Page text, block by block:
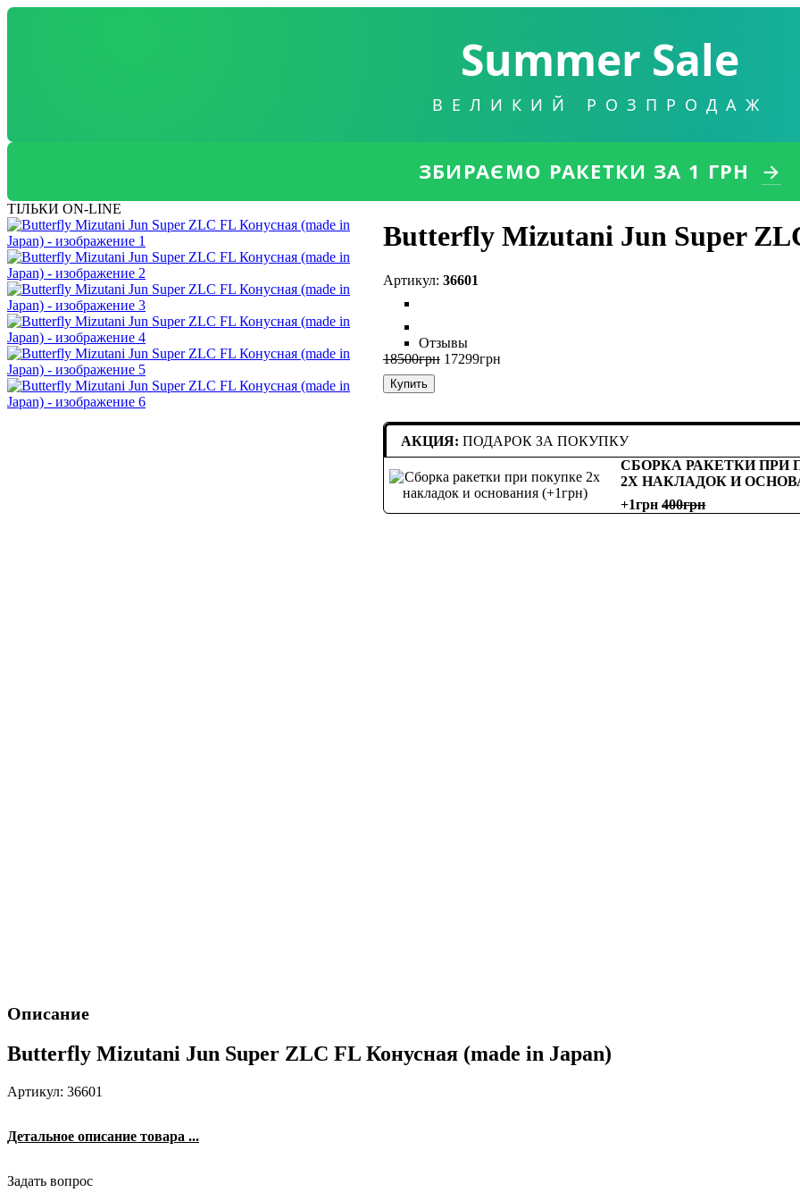
Summer Sale
ВЕЛИКИЙ РОЗПРОДАЖ
ЗБИРАЄМО РАКЕТКИ ЗА 1 ГРН →
ТІЛЬКИ ON-LINE
Butterfly Mizutani Jun Super
36601
Отзывы
18500грн 17299грн
Купить
АКЦИЯ: ПОДАРОК ЗА ПОКУПКУ
СБОРКА РАКЕТКИ ПРИ
2Х НАКЛАДОК И
+1грн 400
Описание
Butterfly Mizutani Jun Super ZLC FL Конусная (made in Japan)
Артикул: 36601
Детальное описание товара ...
Задать вопрос